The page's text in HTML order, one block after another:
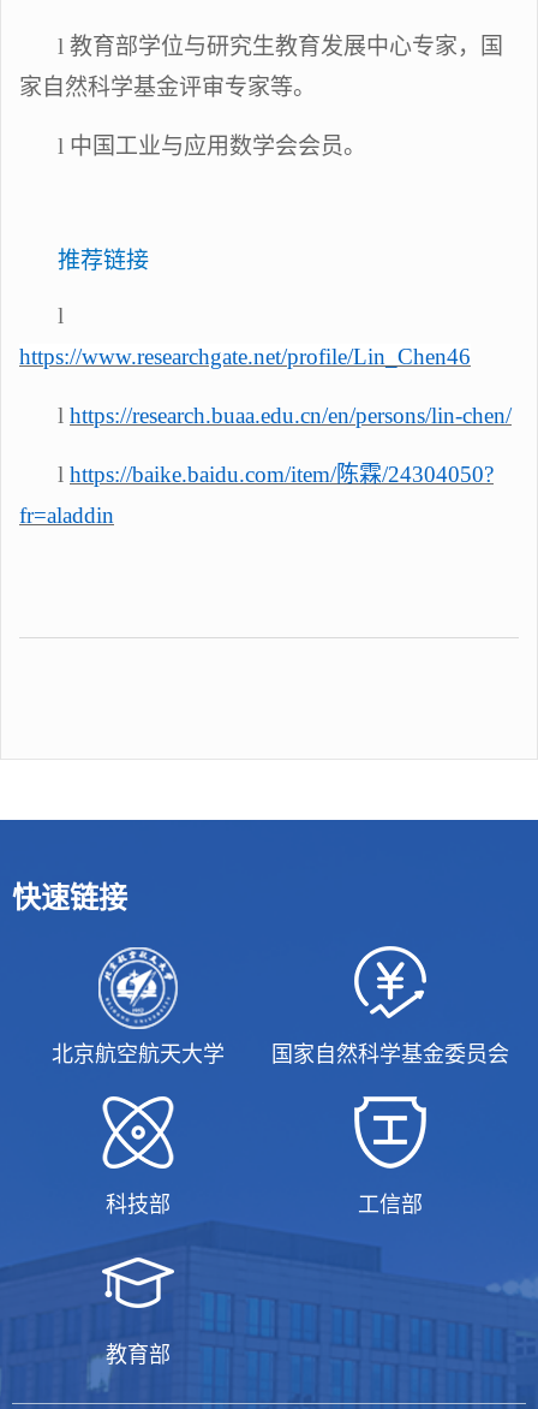
l 教育部学位与研究生教育发展中心专家，
国
家自然科学基金评审专家等。
l 中国工业与应用数学会会员。
推荐链接
l
https://www.researchgate.net/profile/Lin_Chen46
l https://research.buaa.edu.cn/en/persons/lin-chen/
l https://baike.baidu.com/item/陈霖/24304050?
fr=aladdin
快速链接
北京航空航天大学 国家自然科学基金委员会
科技部 工信部
教育部